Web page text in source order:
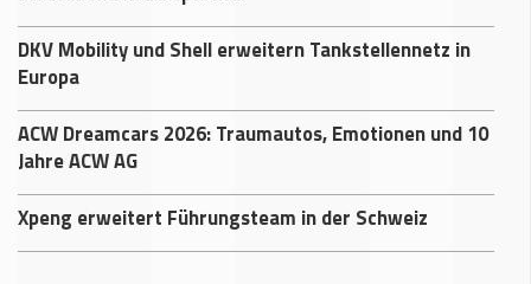
DKV Mobility und Shell erweitern Tankstellennetz in
Europa
ACW Dreamcars 2026: Traumautos, Emotionen und 10
Jahre ACW AG
Xpeng erweitert Führungsteam in der Schweiz